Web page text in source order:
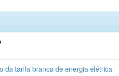
da tarifa branca de energia elétrica